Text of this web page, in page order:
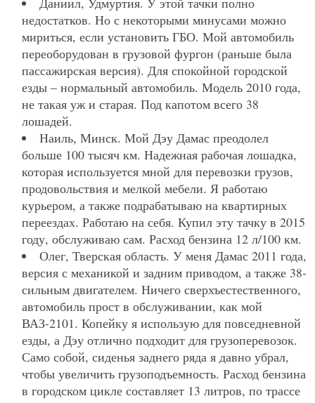
недостатков. Но с некоторыми минусами можно
мириться, если установить ГБО. Мой автомобиль
переоборудован в грузовой фургон (раньше была
пассажирская версия). Для спокойной городской
езды – нормальный автомобиль. Модель 2010 года,
не такая уж и старая. Под капотом всего 38
лошадей.
Наиль, Минск. Мой Дэу Дамас преодолел
больше 100 тысяч км. Надежная рабочая лошадка,
которая используется мной для перевозки грузов,
продовольствия и мелкой мебели. Я работаю
курьером, а также подрабатываю на квартирных
переездах. Работаю на себя. Купил эту тачку в 2015
году, обслуживаю сам. Расход бензина 12 л/100 км.
Олег, Тверская область. У меня Дамас 2011 года,
версия с механикой и задним приводом, а также 38-
сильным двигателем. Ничего сверхъестественного,
автомобиль прост в обслуживании, как мой
ВАЗ-2101. Копейку я использую для повседневной
езды, а Дэу отлично подходит для грузоперевозок.
Само собой, сиденья заднего ряда я давно убрал,
чтобы увеличить грузоподъемность. Расход бензина
в городском цикле составляет 13 литров, по трассе